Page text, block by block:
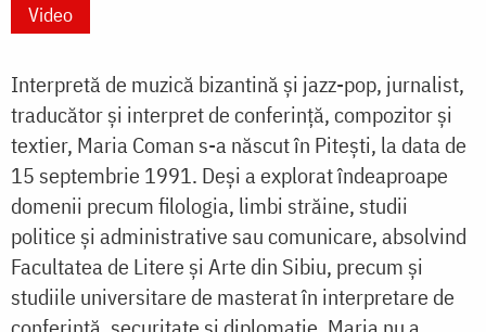
Video
Interpretă de muzică bizantină și jazz-pop, jurnalist,
traducător și interpret de conferință, compozitor și
textier, Maria Coman s-a născut în Pitești, la data de
15 septembrie 1991. Deși a explorat îndeaproape
domenii precum filologia, limbi străine, studii
politice și administrative sau comunicare, absolvind
Facultatea de Litere și Arte din Sibiu, precum şi
studiile universitare de masterat în interpretare de